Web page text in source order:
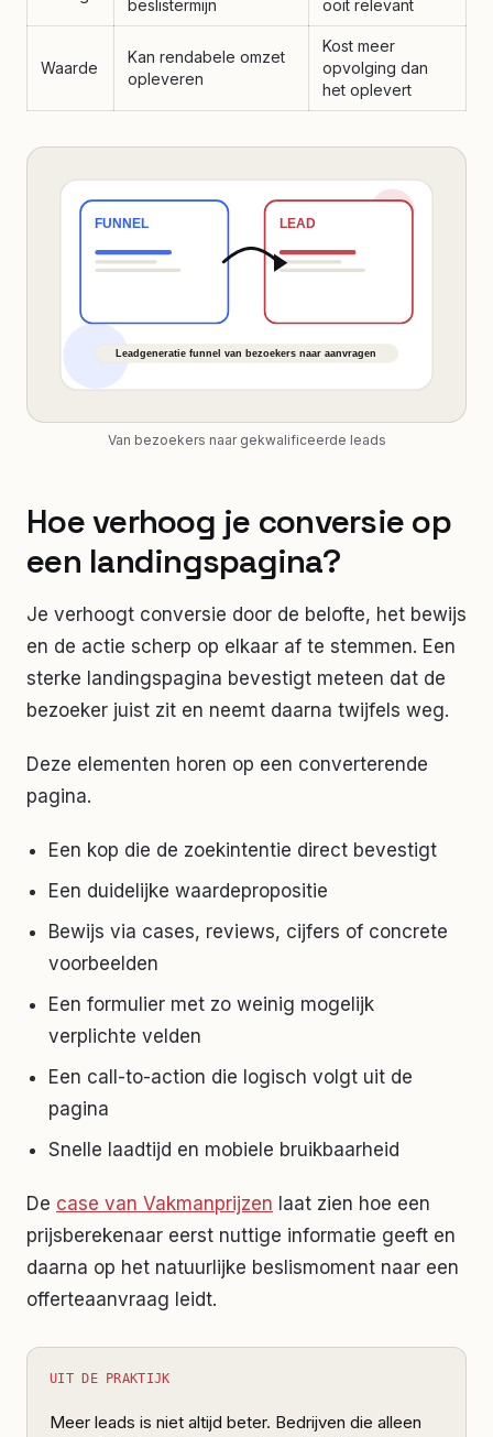
beslistermijn ooit relevant
Waarde
Kan rendabele omzet
opleveren
Kost meer
opvolging dan
het oplevert
Van bezoekers naar gekwalificeerde leads
Hoe verhoog je conversie op
een landingspagina?
Je verhoogt conversie door de belofte, het bewijs
en de actie scherp op elkaar af te stemmen. Een
sterke landingspagina bevestigt meteen dat de
bezoeker juist zit en neemt daarna twijfels weg.
Deze elementen horen op een converterende
pagina.
Een kop die de zoekintentie direct bevestigt
Een duidelijke waardepropositie
Bewijs via cases, reviews, cijfers of concrete
voorbeelden
Een formulier met zo weinig mogelijk
verplichte velden
Een call-to-action die logisch volgt uit de
pagina
Snelle laadtijd en mobiele bruikbaarheid
De case van Vakmanprijzen laat zien hoe een
prijsberekenaar eerst nuttige informatie geeft en
daarna op het natuurlijke beslismoment naar een
offerteaanvraag leidt.
UIT DE PRAKTIJK
Meer leads is niet altijd beter. Bedrijven die alleen